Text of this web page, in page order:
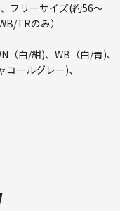
フリーサイズ(約56～
TRのみ）
白/紺)、WB（白/青)、
ールグレー)、